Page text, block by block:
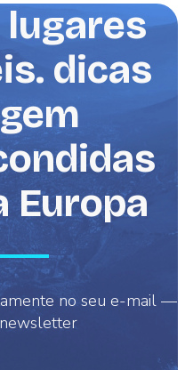
lugares
dicas
Europa
no seu e-mail —
newsletter